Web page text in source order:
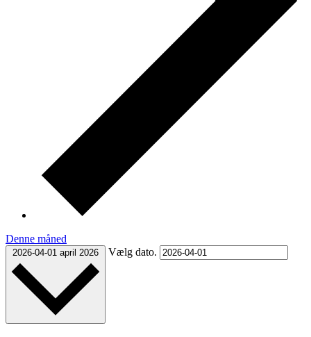
Denne måned
2026-04-01 april 2026 Vælg dato.